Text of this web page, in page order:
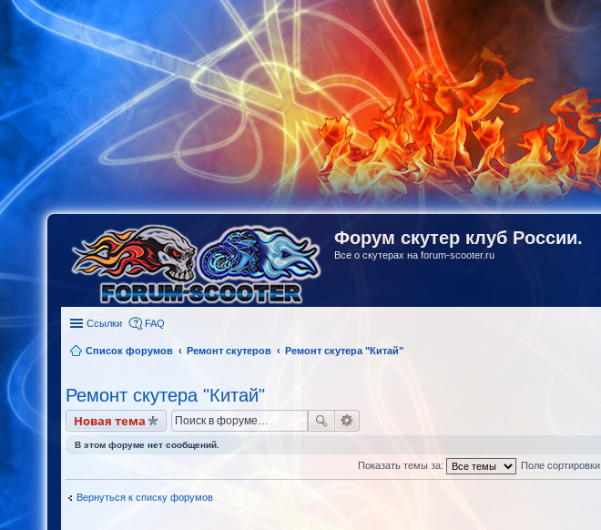
Форум скутер клуб России.
Все о скутерах на forum-scooter.ru
Ссылки FAQ
Список форумов Ремонт скутеров Ремонт скутера "Китай"
Ремонт скутера "Китай"
Новая тема
В этом форуме нет сообщений.
Показать темы за: Поле сортировки
Вернуться к списку форумов